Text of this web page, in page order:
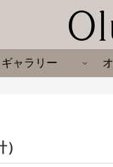
ギャラリー